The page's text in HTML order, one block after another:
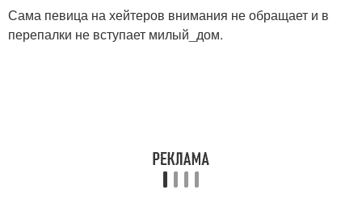
Сама певица на хейтеров внимания не обращает и в
перепалки не вступает милый_дом.